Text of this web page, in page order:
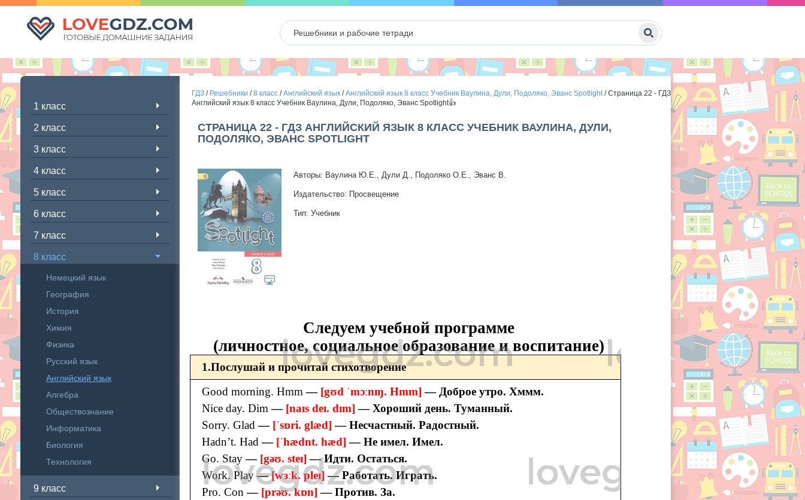
1 класс
2 класс
3 класс
4 класс
5 класс
6 класс
7 класс
8 класс
Немецкий язык
География
История
Химия
Физика
Русский язык
Английский язык
Алгебра
Обществознание
Информатика
Биология
Технология
9 класс
ГДЗ/ Решебники /8 класс/Английский язык/Английский язык 8 класс Учебник Ваулина, Дули, Подоляко, Эванс Spotlight/Страница 22 - ГДЗ
Английский язык 8 класс Учебник Ваулина, Дули, Подоляко, Эванс Spotlight👍
СТРАНИЦА 22 - ГДЗ АНГЛИЙСКИЙ ЯЗЫК 8 КЛАСС УЧЕБНИК ВАУЛИНА, ДУЛИ,
ПОДОЛЯКО, ЭВАНС SPOTLIGHT
Авторы: Ваулина Ю.Е., Дули Д., Подоляко О.Е., Эванс В.
Издательство: Просвещение
Тип: Учебник
Следуем учебной программе
(личностное, социальное образование и воспитание)
1.Послушай и прочитай стихотворение
Good morning. Hmm— [gʊd ˈmɔːnɪŋ. Hmm]— Доброе утро. Хммм.
Nice day. Dim— [naɪs deɪ. dɪm]— Хороший день. Туманный.
Sorry. Glad — [ˈsɒri. glæd]— Несчастный. Радостный.
Hadn’t. Had— [ˈhædnt. hæd] — Не имел. Имел.
Go. Stay— [gəʊ. steɪ]— Идти. Остаться.
Work. Play—[wɜːk. pleɪ]— Работать. Играть.
Pro. Con— [prəʊ. kɒn] — Против. За.